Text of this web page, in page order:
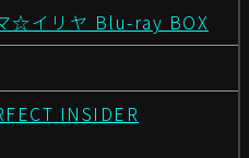
☆イリヤ Blu-ray BOX
INSIDER